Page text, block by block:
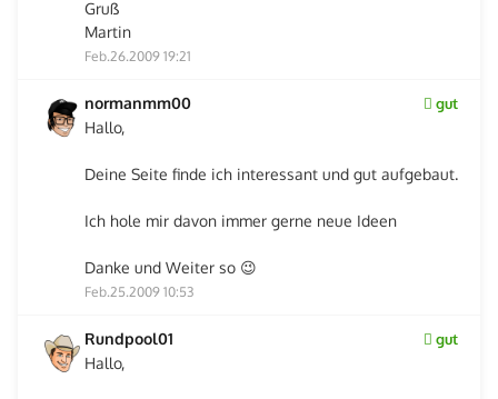
Gruß
Martin
Feb.26.2009 19:21
normanmm00 gut
Hallo,
Deine Seite finde ich interessant und gut aufgebaut.
Ich hole mir davon immer gerne neue Ideen
Danke und Weiter so 😉
Feb.25.2009 10:53
Rundpool01 gut
Hallo,